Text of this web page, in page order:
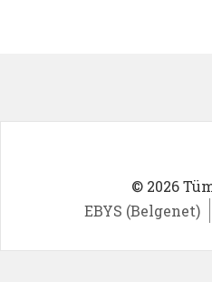
© 2026
EBYS (Belgenet)